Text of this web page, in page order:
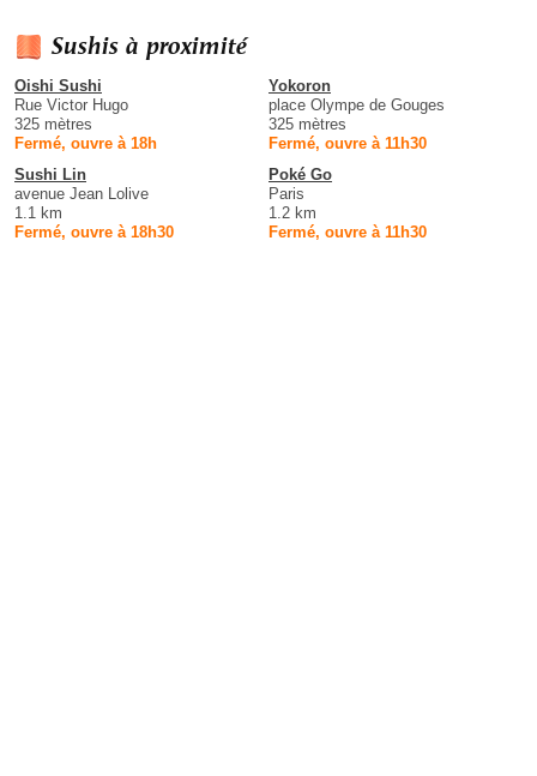
Sushis à proximité
Oishi Sushi
Rue Victor Hugo
325 mètres
Fermé, ouvre à 18h
Yokoron
place Olympe de Gouges
325 mètres
Fermé, ouvre à 11h30
Sushi Lin
avenue Jean Lolive
1.1 km
Fermé, ouvre à 18h30
Poké Go
Paris
1.2 km
Fermé, ouvre à 11h30